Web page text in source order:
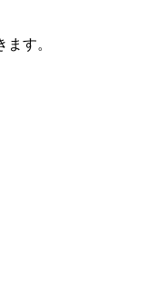
す。